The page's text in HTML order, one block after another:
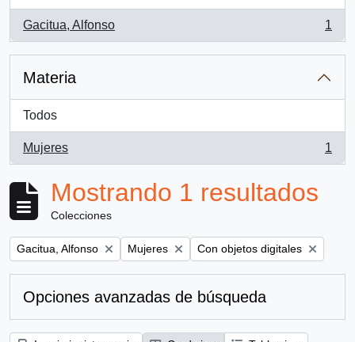
Gacitua, Alfonso
, 1 resultados
1
Materia
Todos
Mujeres
, 1 resultados
1
Mostrando 1 resultados
Colecciones
Remove filter:
Gacitua, Alfonso Remove filter:
Mujeres Remove filter:
Con objetos digitales
Opciones avanzadas de búsqueda